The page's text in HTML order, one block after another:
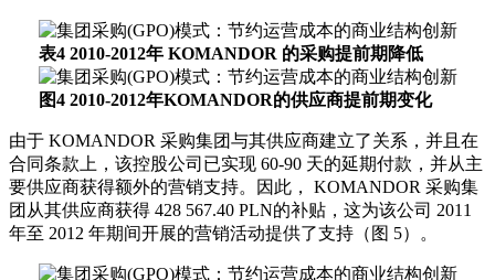
表4 2010-2012年 KOMANDOR 的采购提前期降低
图4 2010-2012年KOMANDOR的供应商提前期变化
由于 KOMANDOR 采购集团与其供应商建立了关系，并且在
合同条款上，该控股公司已实现 60-90 天的延期付款，并从主
要供应商获得额外的营销支持。因此， KOMANDOR 采购集
团从其供应商获得 428 567.40 PLN的补贴，这为该公司 2011
年至 2012 年期间开展的营销活动提供了支持（图 5）。